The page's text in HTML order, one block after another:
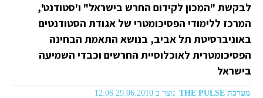
לבקשת "המכון לקידום החרש בישראל" ו'סטודנט',
המרכז ללימודי הפסיכומטרי של אגודת הסטודנטים
באוניברסיטת תל אביב, בנושא התאמת הבחינה
הפסיכומטרית לאוכלוסיית החרשים וכבדי השמיעה
בישראל
מערכת THE PULSE נוצר ב 29.06.2010 12:06